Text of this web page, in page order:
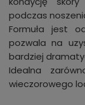
podczas
Formuła jest
pozwala na
bardziej
Idealna
wieczorowego